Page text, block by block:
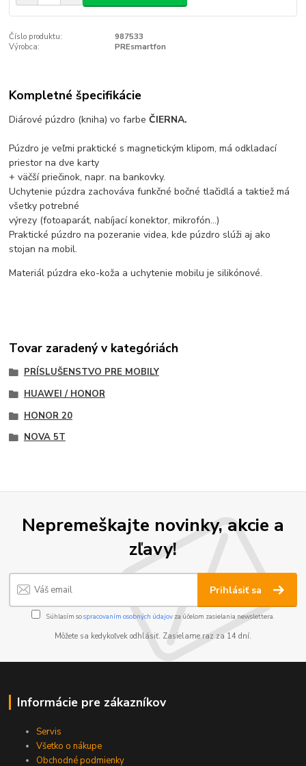
Číslo produktu:
987533
Výrobca:
PREsmartfon
Kompletné špecifikácie
Diárové púzdro (kniha) vo farbeČIERNA.
Púzdro je veľmi praktické s magnetickým klipom, má odkladací
priestor na dve karty
+ väčší priečinok, napr. na bankovky.
Uchytenie púzdra zachováva funkčné bočné tlačidlá a taktiež má
všetky potrebné
výrezy (fotoaparát, nabíjací konektor, mikrofón...)
Praktické púzdro na pozeranie videa, kde púzdro slúži aj ako
stojan na mobil.
Materiál púzdra eko-koža a uchytenie mobilu je silikónové.
Tovar zaradený v kategóriách
PRÍSLUŠENSTVO PRE MOBILY
HUAWEI / HONOR
HONOR 20
NOVA 5T
Nepremeškajte novinky, akcie a
zľavy!
Prihlásiť sa
Súhlasím sospracovaním osobných údajov za účelom zasielania newslettera.
Môžete sa kedykoľvek odhlásiť. Zasielame raz za 14 dní.
Informácie pre zákazníkov
Servis
Všetko o nákupe
Obchodné podmienky